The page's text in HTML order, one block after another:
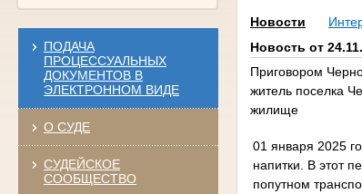
ПОДАЧА
ПРОЦЕССУАЛЬНЫХ
ДОКУМЕНТОВ В
ЭЛЕКТРОННОМ ВИДЕ
О СУДЕ
СУДЕЙСКОЕ
СООБЩЕСТВО
Новости
Новость от
Приговором
житель поселка
жилище
01 января 2025
напитки. В этот
попутном